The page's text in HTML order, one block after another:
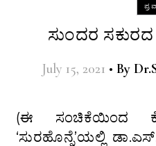
ಸುಂದರ ಸಕುರದ
July 15, 2021 • By
(ಈ ಸಂಚಿಕೆಯಿಂದ ಕೆಲವು ವಾರಗಳ ಕಾಲ
‘ಸುರಹೊನ್ನೆ’ಯಲ್ಲಿ